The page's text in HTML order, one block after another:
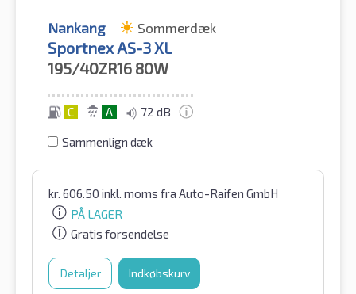
Nankang Sommerdæk
Sportnex AS-3 XL
195/40ZR16 80W
C A 72 dB
Sammenlign dæk
kr. 606.50 inkl. moms fra Auto-Raifen GmbH
PÅ LAGER
Gratis forsendelse
Detaljer Indkøbskurv